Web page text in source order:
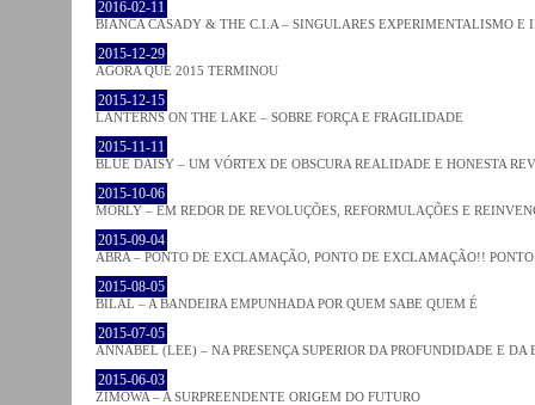
2016-02-11
BIANCA CASADY & THE C.I.A – SINGULARES EXPERIMENTALISMO E
2015-12-29
AGORA QUE 2015 TERMINOU
2015-12-15
LANTERNS ON THE LAKE – SOBRE FORÇA E FRAGILIDADE
2015-11-11
BLUE DAISY – UM VÓRTEX DE OBSCURA REALIDADE E HONESTA
2015-10-06
MORLY – EM REDOR DE REVOLUÇÕES, REFORMULAÇÕES E
2015-09-04
ABRA – PONTO DE EXCLAMAÇÃO, PONTO DE EXCLAMAÇÃO!!
2015-08-05
BILAL – A BANDEIRA EMPUNHADA POR QUEM SABE QUEM É
2015-07-05
ANNABEL (LEE) – NA PRESENÇA SUPERIOR DA PROFUNDIDADE E DA
2015-06-03
ZIMOWA – A SURPREENDENTE ORIGEM DO FUTURO